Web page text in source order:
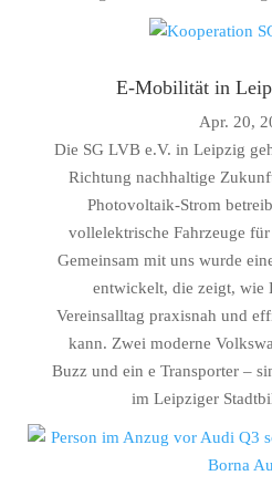
E-Mobilität in
Apr. 20,
Die SG LVB e.V. in Leipzig
Richtung nachhaltige
Photovoltaik-Strom
vollelektrische Fahrzeuge
Gemeinsam mit uns wurde
entwickelt, die zeigt, wie
Vereinsalltag praxisnah und
kann. Zwei moderne
Buzz und ein e Transporter –
im Leipziger